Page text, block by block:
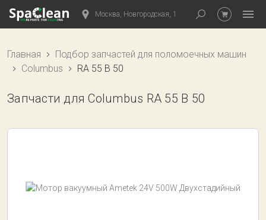
Москва, Новгородская, 1
Главная
Подбор запчастей для поломоечных машин
Columbus
RA 55 B 50
Запчасти для Columbus RA 55 B 50